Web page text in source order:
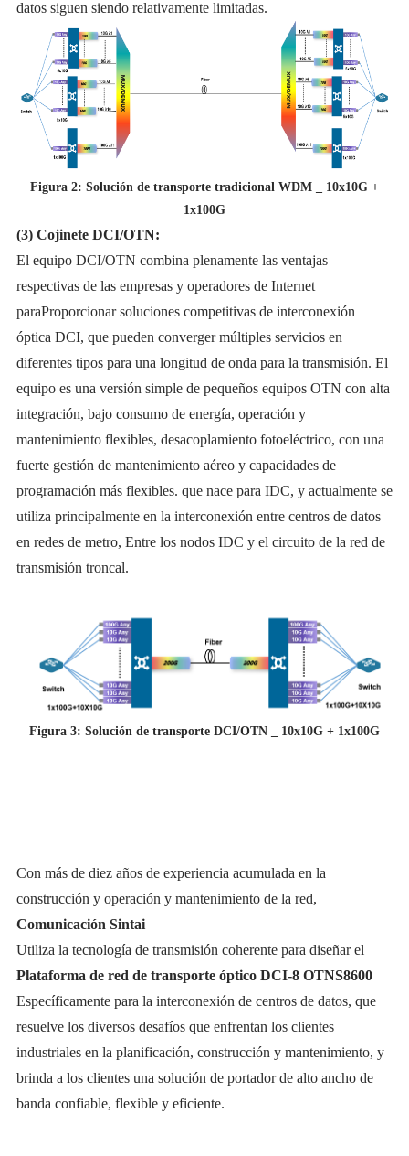
datos siguen siendo relativamente limitadas.
Figura 2: Solución de transporte tradicional WDM _ 10x10G +
1x100G
(3) Cojinete DCI/OTN:
El equipo DCI/OTN combina plenamente las ventajas
respectivas de las empresas y operadores de Internet
paraProporcionar soluciones competitivas de interconexión
óptica DCI, que pueden converger múltiples servicios en
diferentes tipos para una longitud de onda para la transmisión. El
equipo es una versión simple de pequeños equipos OTN con alta
integración, bajo consumo de energía, operación y
mantenimiento flexibles, desacoplamiento fotoeléctrico, con una
fuerte gestión de mantenimiento aéreo y capacidades de
programación más flexibles. que nace para IDC, y actualmente se
utiliza principalmente en la interconexión entre centros de datos
en redes de metro, Entre los nodos IDC y el circuito de la red de
transmisión troncal.
Figura 3: Solución de transporte DCI/OTN _ 10x10G + 1x100G
Con más de diez años de experiencia acumulada en la
construcción y operación y mantenimiento de la red,
Comunicación Sintai
Utiliza la tecnología de transmisión coherente para diseñar el
Plataforma de red de transporte óptico DCI-8 OTNS8600
Específicamente para la interconexión de centros de datos, que
resuelve los diversos desafíos que enfrentan los clientes
industriales en la planificación, construcción y mantenimiento, y
brinda a los clientes una solución de portador de alto ancho de
banda confiable, flexible y eficiente.